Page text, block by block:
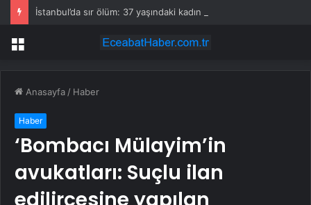
Menü
Anasayfa / Haber
Haber
‘Bombacı Mülayim’in
avukatları: Suçlu ilan